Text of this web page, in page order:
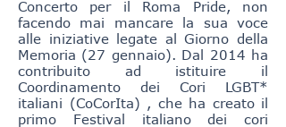
Concerto per il Roma Pride, non
facendo mai mancare la sua voce
alle iniziative legate al Giorno della
Memoria (27 gennaio). Dal 2014 ha
contribuito ad istituire il
Coordinamento dei Cori LGBT*
italiani (CoCorIta) , che ha creato il
primo Festival italiano dei cori